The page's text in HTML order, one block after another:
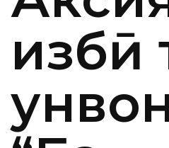
ҳизбӣ